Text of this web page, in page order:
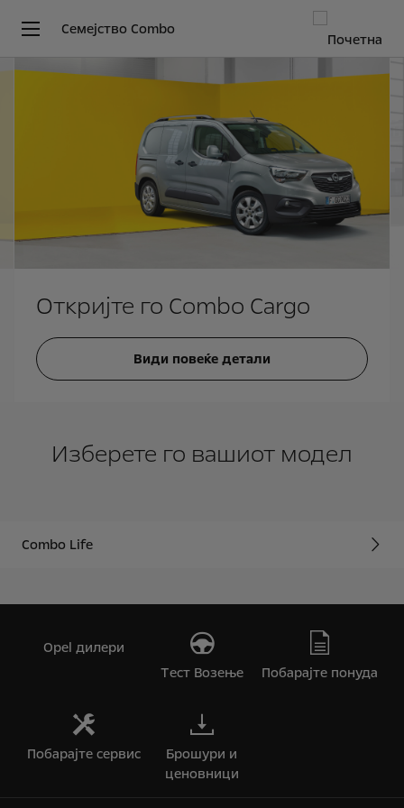
Семејство Combo
Откријте го Combo Cargo
Види повеќе детали
Изберете го вашиот модел
Combo Life
Opel дилери
Tест Bозење
Побарајте понуда
Побарајте сервис
Брошури и
ценовници